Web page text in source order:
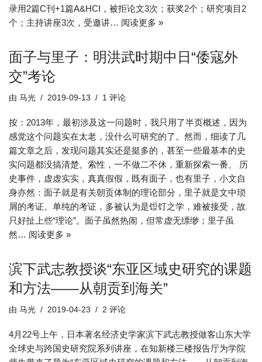
录用2篇C刊+1篇A&HCI，被拒论文3次；获奖2个；研究项目2
个；主持讲座3次，受邀讲… 阅读更多 »
面子与里子：明洪武时期中日“倭寇外
交”考论
由 马光 2019-09-13 1 评论
按：2013年，最初涉及这一问题时，我只用了半页概述，因为
感觉这个问题实在太老，没什么可研究的了。然而，细读了几
篇文章之后，发现问题其实还是挺多的，甚至一些最基本的史
实问题都没搞清楚。索性，一不做二不休，重新探索一番。 历
史事件，虚虚实实，真真假假，既有面子，也有里子，小文自
身亦然：面子就是有关朝贡体制的理论部分，里子就是文中琐
屑的考证。单纯的考证，多被认为是饾饤之学，难被接受，故
只好扯上些“理论”。面子虽然热闹，但常虚无缥缈；里子虽
然… 阅读更多 »
滨下武志教授谈“东亚区域史研究的课题
和方法——从朝贡到海关”
由 马光 2019-04-23 2 评论
4月22号上午，日本著名经济史学家滨下武志教授做客山东大学
全球史与跨国史研究院系列讲座，在知新楼三楼报告厅为学院